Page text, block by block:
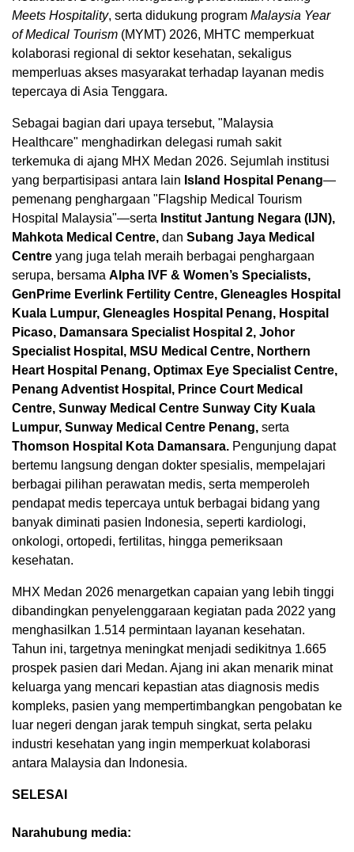
Meets Hospitality, serta didukung program Malaysia Year
of Medical Tourism (MYMT) 2026, MHTC memperkuat
kolaborasi regional di sektor kesehatan, sekaligus
memperluas akses masyarakat terhadap layanan medis
tepercaya di Asia Tenggara.
Sebagai bagian dari upaya tersebut, "Malaysia
Healthcare" menghadirkan delegasi rumah sakit
terkemuka di ajang MHX Medan 2026. Sejumlah institusi
yang berpartisipasi antara lain Island Hospital Penang—
pemenang penghargaan "Flagship Medical Tourism
Hospital Malaysia"—serta Institut Jantung Negara (IJN),
Mahkota Medical Centre, dan Subang Jaya Medical
Centre yang juga telah meraih berbagai penghargaan
serupa, bersama Alpha IVF & Women’s Specialists,
GenPrime Everlink Fertility Centre, Gleneagles Hospital
Kuala Lumpur, Gleneagles Hospital Penang, Hospital
Picaso, Damansara Specialist Hospital 2, Johor
Specialist Hospital, MSU Medical Centre, Northern
Heart Hospital Penang, Optimax Eye Specialist Centre,
Penang Adventist Hospital, Prince Court Medical
Centre, Sunway Medical Centre Sunway City Kuala
Lumpur, Sunway Medical Centre Penang, serta
Thomson Hospital Kota Damansara. Pengunjung dapat
bertemu langsung dengan dokter spesialis, mempelajari
berbagai pilihan perawatan medis, serta memperoleh
pendapat medis tepercaya untuk berbagai bidang yang
banyak diminati pasien Indonesia, seperti kardiologi,
onkologi, ortopedi, fertilitas, hingga pemeriksaan
kesehatan.
MHX Medan 2026 menargetkan capaian yang lebih tinggi
dibandingkan penyelenggaraan kegiatan pada 2022 yang
menghasilkan 1.514 permintaan layanan kesehatan.
Tahun ini, targetnya meningkat menjadi sedikitnya 1.665
prospek pasien dari Medan. Ajang ini akan menarik minat
keluarga yang mencari kepastian atas diagnosis medis
kompleks, pasien yang mempertimbangkan pengobatan ke
luar negeri dengan jarak tempuh singkat, serta pelaku
industri kesehatan yang ingin memperkuat kolaborasi
antara Malaysia dan Indonesia.
SELESAI
Narahubung media: